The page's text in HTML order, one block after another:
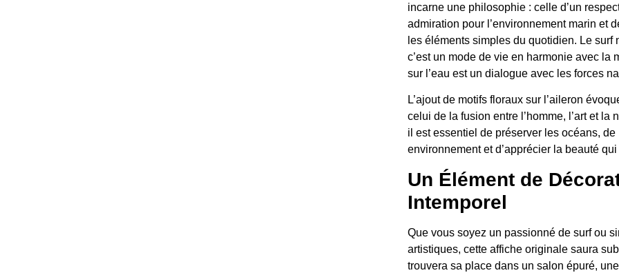
incarne une philosophie : celle d’un
admiration pour l’environnement marin et
les éléments simples du quotidien. Le surf
c’est un mode de vie en harmonie avec la
sur l’eau est un dialogue avec les forces
L’ajout de motifs floraux sur l’aileron
celui de la fusion entre l’homme, l’art et la
il est essentiel de préserver les océans,
environnement et d’apprécier la beauté
Un Élément de
Intemporel
Que vous soyez un passionné de surf ou
artistiques, cette affiche originale saura
trouvera sa place dans un salon épuré,